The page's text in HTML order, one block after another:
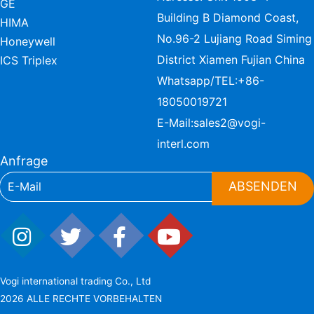
GE
HIMA
Honeywell
ICS Triplex
Building B Diamond Coast,
No.96-2 Lujiang Road Siming
District Xiamen Fujian China
Whatsapp/TEL:+86-
18050019721
E-Mail:sales2@vogi-
interl.com
Anfrage
ABSENDEN
Vogi international trading Co., Ltd
2026 ALLE RECHTE VORBEHALTEN